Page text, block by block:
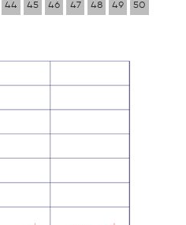
44 45 46 47 48 49 50